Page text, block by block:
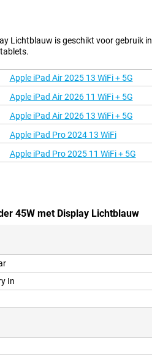
Lichtblauw is geschikt voor gebruik in
Apple iPad Air 2025 13 WiFi + 5G
Apple iPad Air 2026 11 WiFi + 5G
Apple iPad Air 2026 13 WiFi + 5G
Apple iPad Pro 2024 13 WiFi
Apple iPad Pro 2025 11 WiFi + 5G
45W met Display Lichtblauw
In